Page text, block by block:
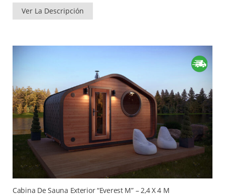
Ver La Descripción
Cabina De Sauna Exterior “Everest M” – 2,4 X 4 M